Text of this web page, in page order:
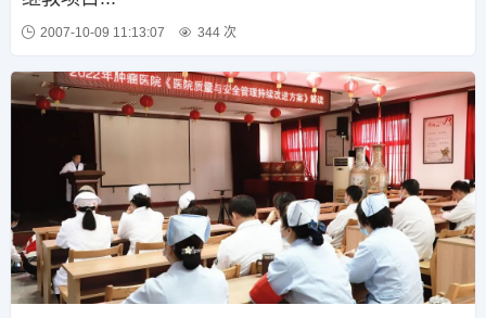
2007-10-09 11:13:07 344 次